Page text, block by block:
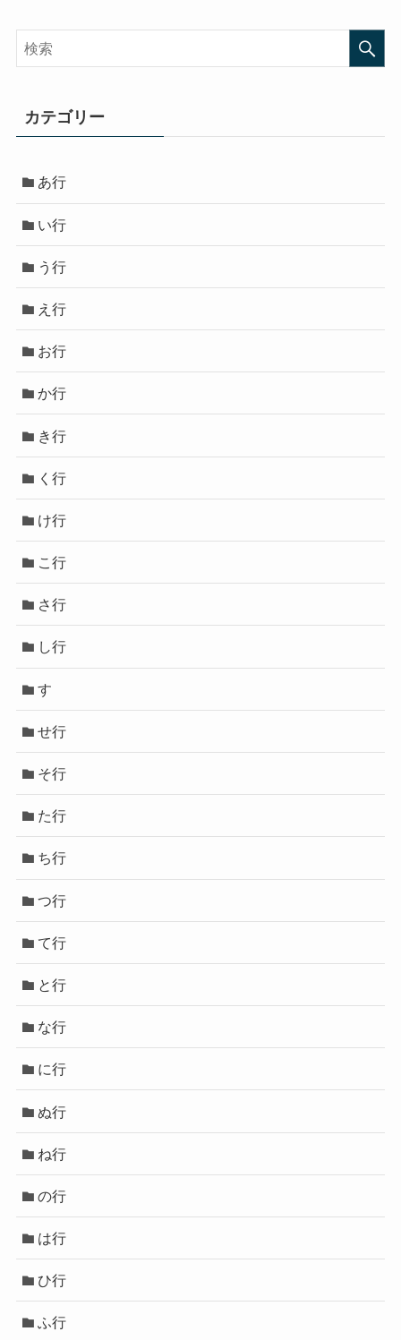
カテゴリー
あ行
い行
う行
え行
お行
か行
き行
く行
け行
こ行
さ行
し行
す
せ行
そ行
た行
ち行
つ行
て行
と行
な行
に行
ぬ行
ね行
の行
は行
ひ行
ふ行